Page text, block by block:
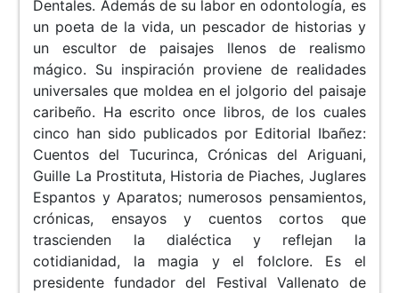
Dentales. Además de su labor en odontología, es
un poeta de la vida, un pescador de historias y
un escultor de paisajes llenos de realismo
mágico. Su inspiración proviene de realidades
universales que moldea en el jolgorio del paisaje
caribeño. Ha escrito once libros, de los cuales
cinco han sido publicados por Editorial Ibañez:
Cuentos del Tucurinca, Crónicas del Ariguani,
Guille La Prostituta, Historia de Piaches, Juglares
Espantos y Aparatos; numerosos pensamientos,
crónicas, ensayos y cuentos cortos que
trascienden la dialéctica y reflejan la
cotidianidad, la magia y el folclore. Es el
presidente fundador del Festival Vallenato de